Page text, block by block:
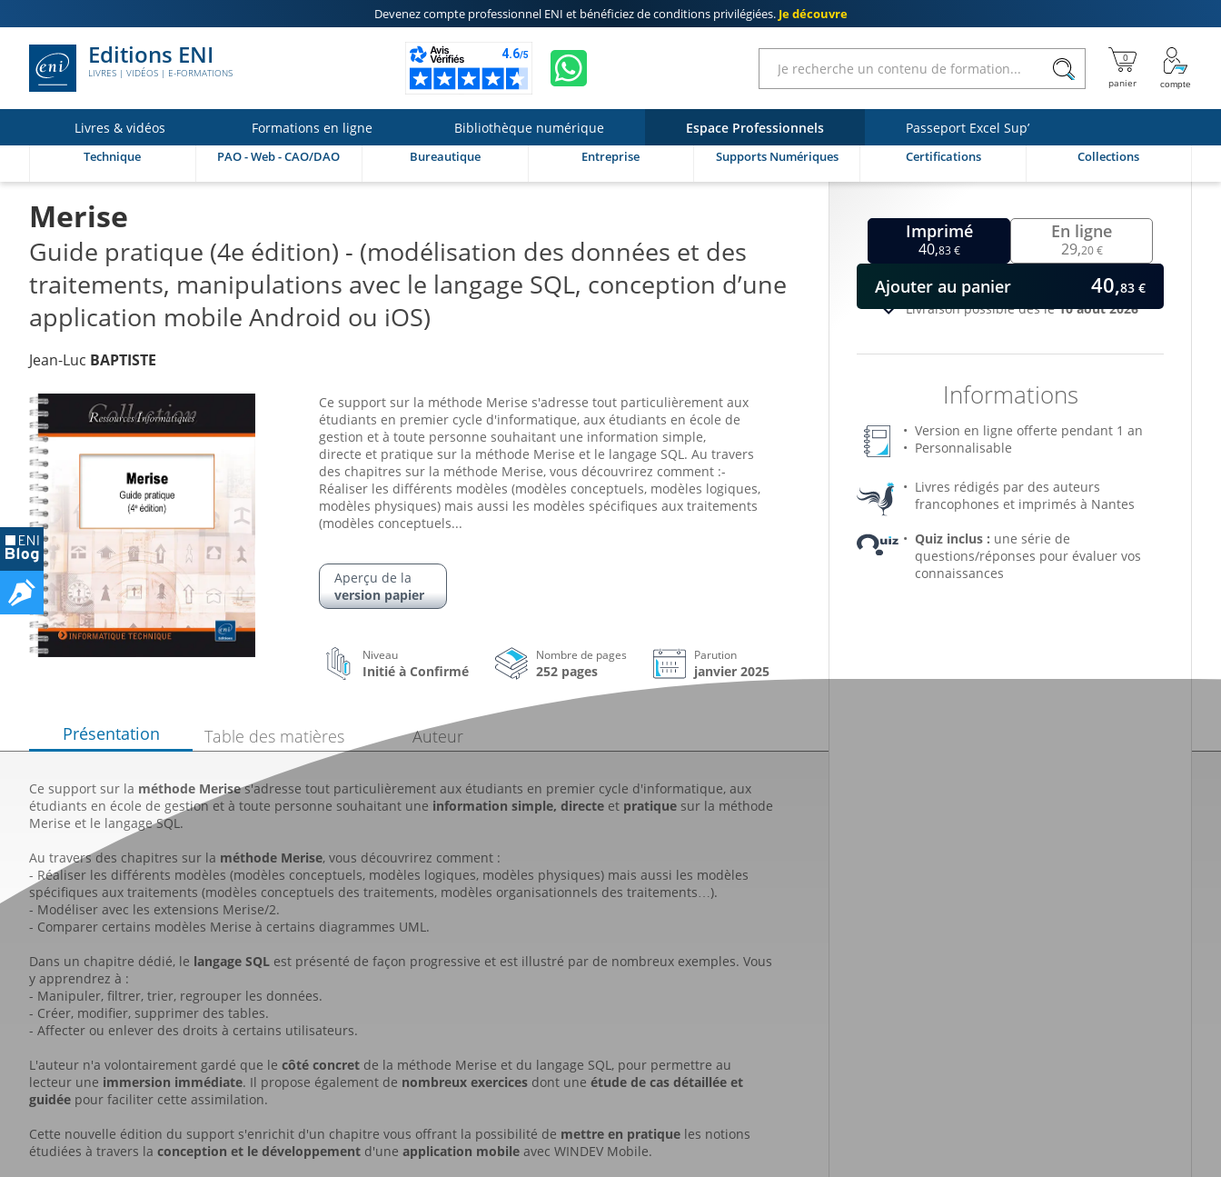
Devenez compte professionnel ENI et bénéficiez deconditions privilégiées. Je découvre
Editions ENI
LIVRES | VIDÉOS | E-FORMATIONS
Livres & vidéos Formations en ligne Bibliothèque numérique Espace Professionnels Passeport Excel Sup’
Technique PAO - Web - CAO/DAO Bureautique Entreprise Supports Numériques Certifications Collections
Merise
Guide pratique (4e édition) - (modélisation des données et des
traitements, manipulations avec le langage SQL, conception d’une
application mobile Android ou iOS)
Jean-Luc BAPTISTE
Imprimé
40,83 €
Informations
Livraison possible dès le10 août 2026
Version en ligne offerte pendant 1 an
Personnalisable
Livres rédigés par des auteurs
francophones et imprimés à Nantes
Quiz inclus : une série de
questions/réponses pour évaluer vos
connaissances
En ligne
29,20 €
Ajouter au panier 40,83 €
Ce support sur la méthode Merise s'adresse tout particulièrement aux
étudiants en premier cycle d'informatique, aux étudiants en école de
gestion et à toute personne souhaitant une information simple,
directe et pratique sur la méthode Merise et le langage SQL. Au travers
des chapitres sur la méthode Merise, vous découvrirez comment :-
Réaliser les différents modèles (modèles conceptuels, modèles logiques,
modèles physiques) mais aussi les modèles spécifiques aux traitements
(modèles conceptuels...
Aperçu de la
version papier
Niveau
Initié à Confirmé
Nombre de pages
252 pages
Parution
janvier 2025
Présentation
Ce support sur la méthode Merises'adresse tout particulièrement aux étudiants en premier cycle d'informatique, aux
étudiants en école de gestion et à toute personne souhaitant une information simple, directe et pratique sur la méthode
Merise et le langage SQL.
Au travers des chapitres sur la méthode Merise, vous découvrirez comment :
- Réaliser les différents modèles (modèles conceptuels, modèles logiques, modèles physiques) mais aussi les modèles
spécifiques aux traitements (modèles conceptuels des traitements, modèles organisationnels des traitements…).
- Modéliser avec les extensions Merise/2.
- Comparer certains modèles Merise à certains diagrammes UML.
Dans un chapitre dédié, le langage SQL est présenté de façon progressive et est illustré par de nombreux exemples. Vous
y apprendrez à :
- Manipuler, filtrer, trier, regrouper les données.
- Créer, modifier, supprimer des tables.
- Affecter ou enlever des droits à certains utilisateurs.
L'auteur n'a volontairement gardé que le côté concret de la méthode Merise et du langage SQL, pour permettre au
lecteur une immersion immédiate. Il propose également de nombreux exercices dont une étude de cas détaillée et
guidée pour faciliter cette assimilation.
Cette nouvelle édition du support s'enrichit d'un chapitre vous offrant la possibilité de mettre en pratique les notions
étudiées à travers la conception et le développement d'une application mobile avec WINDEV Mobile.
Table des matières Auteur